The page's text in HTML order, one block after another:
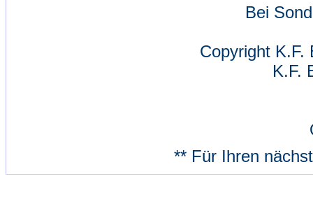
Bei
Copyright
K.F.
** Für Ihren